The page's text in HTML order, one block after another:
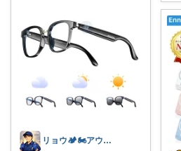
リョウ🏕️🏍️アウトドア・バイク